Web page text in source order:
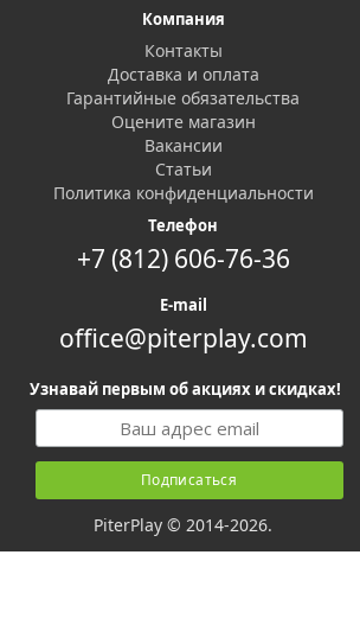
Компания
Контакты
Доставка и оплата
Гарантийные обязательства
Оцените магазин
Вакансии
Статьи
Политика конфиденциальности
Телефон
+7 (812) 606-76-36
E-mail
office@piterplay.com
Узнавай первым об акциях и скидках!
PiterPlay © 2014-2026.